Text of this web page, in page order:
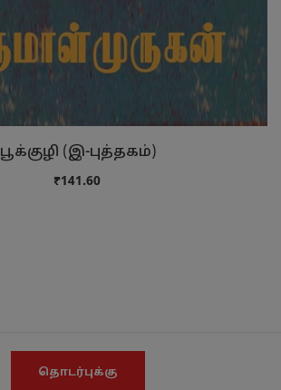
பூக்குழி (இ-புத்தகம்)
₹141.60
தொடர்புக்கு